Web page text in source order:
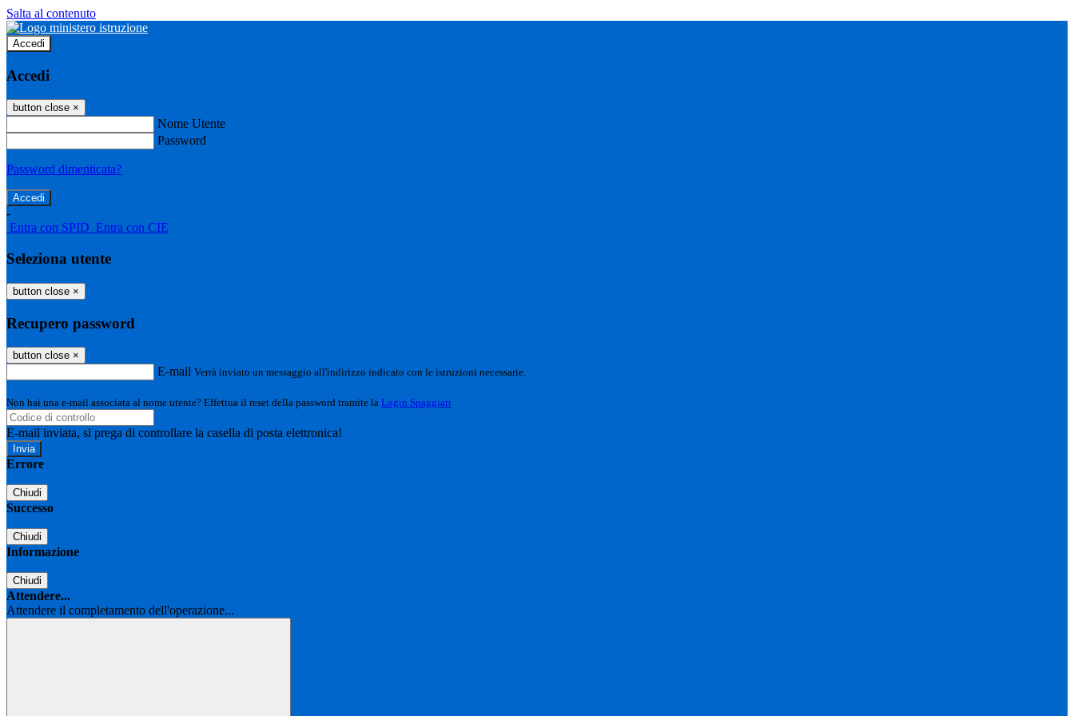
Salta al contenuto
Accedi
Accedi
button close ×
Nome Utente
Password
Password dimenticata?
-
Entra con SPID Entra con CIE
Seleziona utente
button close ×
Recupero password
button close ×
E-mail Verrà inviato un messaggio all'indirizzo indicato con le istruzioni necessarie.
Non hai una e-mail associata al nome utente? Effettua il reset della password tramite la Login Spaggiari
E-mail inviata, si prega di controllare la casella di posta elettronica!
Errore
Chiudi
Successo
Chiudi
Informazione
Chiudi
Attendere...
Attendere il completamento dell'operazione...